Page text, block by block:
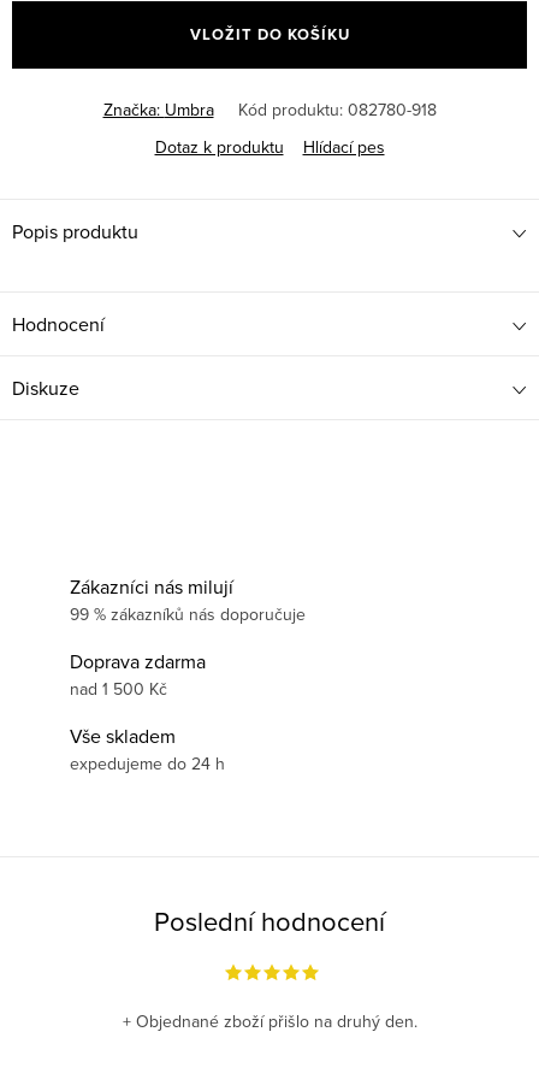
cena:
VLOŽIT DO KOŠÍKU
Značka: Umbra Kód produktu: 082780-918
Dotaz k produktu
Hlídací pes
Popis produktu
Hodnocení
Diskuze
Zákazníci nás milují
99 % zákazníků nás doporučuje
Doprava zdarma
nad 1 500 Kč
Vše skladem
expedujeme do 24 h
Poslední hodnocení
+ Objednané zboží přišlo na druhý den.